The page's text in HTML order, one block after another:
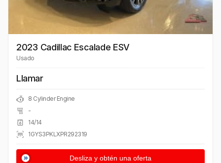
2023 Cadillac Escalade ESV
Usado
Llamar
8 Cylinder Engine
-
14/14
1GYS3PKLXPR292319
Desliza y obtén una oferta